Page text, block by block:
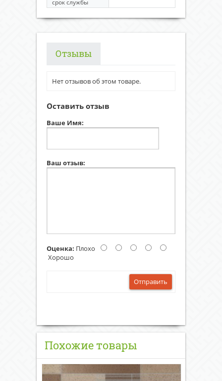
срок службы
Отзывы
Нет отзывов об этом товаре.
Оставить отзыв
Ваше Имя:
Ваш отзыв:
Оценка: Плохо
Хорошо
Отправить
Похожие товары